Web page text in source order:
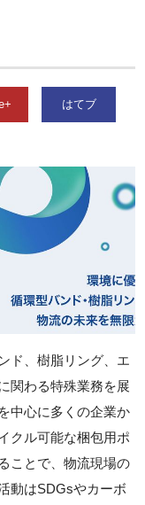
はてブ
ド、樹脂リング、エ
関わる特殊業務を展
中心に多くの企業か
クル可能な梱包用ポ
ことで、物流現場の
動はSDGsやカーボ